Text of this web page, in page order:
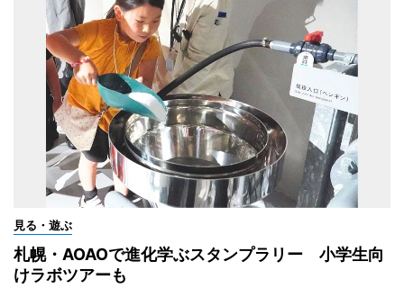
見る・遊ぶ
札幌・AOAOで進化学ぶスタンプラリー 小学生向
けラボツアーも